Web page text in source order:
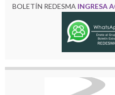
BOLETÍN REDESMA INGRESA